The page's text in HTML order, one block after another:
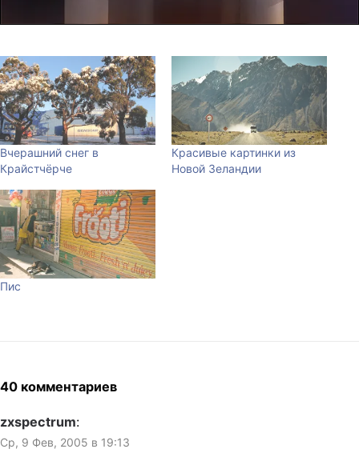
Вчерашний снег в
Крайстчёрче
Красивые картинки из
Новой Зеландии
Пис
40 комментариев
zxspectrum:
Ср, 9 Фев, 2005 в 19:13